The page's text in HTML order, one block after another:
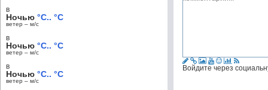
Войдите через
в
Ночью °C.. °C
ветер – м/c
в
Ночью °C.. °C
ветер – м/c
в
Ночью °C.. °C
ветер – м/c